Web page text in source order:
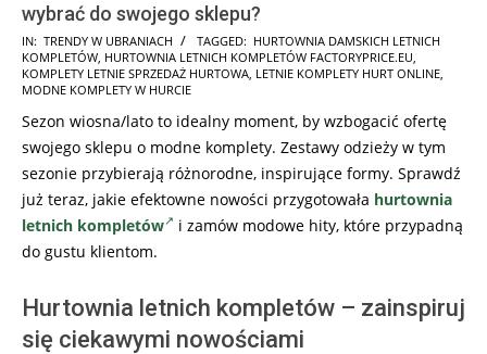
wybrać do swojego sklepu?
2025-
07-
02
IN: TRENDY W UBRANIACH TAGGED: HURTOWNIA DAMSKICH LETNICH
KOMPLETÓW HURTOWNIA LETNICH KOMPLETÓW FACTORYPRICE.EU
KOMPLETY LETNIE SPRZEDAŻ HURTOWA LETNIE KOMPLETY HURT ONLINE
MODNE KOMPLETY W HURCIE
Sezon wiosna/lato to idealny moment, by wzbogacić ofertę
swojego sklepu o modne komplety. Zestawy odzieży w tym
sezonie przybierają różnorodne, inspirujące formy. Sprawdź
już teraz, jakie efektowne nowości przygotowała hurtownia
letnich kompletów
i zamów modowe hity, które przypadną
do gustu klientom.
Hurtownia letnich kompletów – zainspiruj
się ciekawymi nowościami